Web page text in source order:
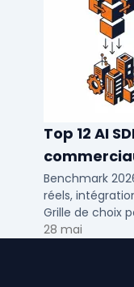
Top 12 AI
2026
Benchmark
réels,
Grille de choix
prospection
28 mai